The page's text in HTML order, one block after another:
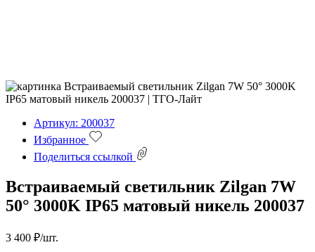
Артикул: 200037
Избранное
Поделиться ссылкой
Встраиваемый светильник Zilgan 7W
50° 3000K IP65 матовый никель 200037
3 400 ₽/шт.